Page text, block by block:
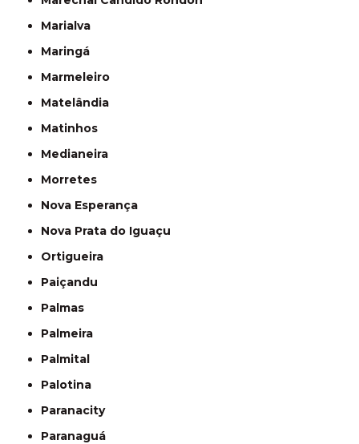
Marialva
Maringá
Marmeleiro
Matelândia
Matinhos
Medianeira
Morretes
Nova Esperança
Nova Prata do Iguaçu
Ortigueira
Paiçandu
Palmas
Palmeira
Palmital
Palotina
Paranacity
Paranaguá